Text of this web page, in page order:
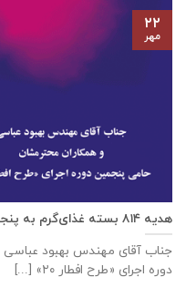
هدیه ۸۱۴ بسته غذای‌گرم به پنجمین دوره اجرای، طرح افطار ۲۰
جناب آقای مهندس بهبود
دوره اجرای «طرح افطار ۲۰» [...]
۲۲
مهر